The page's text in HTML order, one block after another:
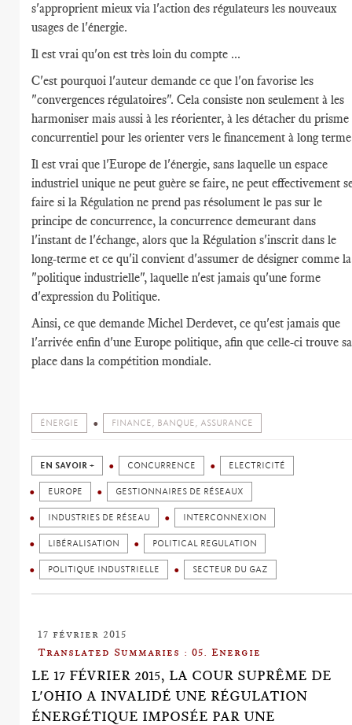
s'approprient mieux via l'action des régulateurs les nouveaux
usages de l'énergie.
Il est vrai qu'on est très loin du compte ...
C'est pourquoi l'auteur demande ce que l'on favorise les
"convergences régulatoires". Cela consiste non seulement à les
harmoniser mais aussi à les réorienter, à les détacher du prisme
concurrentiel pour les orienter vers le financement à long
Il est vrai que l'Europe de l'énergie, sans laquelle un espace
industriel unique ne peut guère se faire, ne peut effectivement
faire si la Régulation ne prend pas résolument le pas sur le
principe de concurrence, la concurrence demeurant dans
l'instant de l'échange, alors que la Régulation s'inscrit dans le
long-terme et ce qu'il convient d'assumer de désigner comme la
"politique industrielle", laquelle n'est jamais qu'une forme
d'expression du Politique.
Ainsi, ce que demande Michel Derdevet, ce qu'est jamais que
l'arrivée enfin d'une Europe politique, afin que celle-ci trouve sa
place dans la compétition mondiale.
ÉNERGIE FINANCE, BANQUE, ASSURANCE
EN SAVOIR + CONCURRENCE ELECTRICITÉ
EUROPE GESTIONNAIRES DE RÉSEAUX
INDUSTRIES DE RÉSEAU INTERCONNEXION
LIBÉRALISATION POLITICAL REGULATION
POLITIQUE INDUSTRIELLE SECTEUR DU GAZ
17 février 2015
Translated Summaries : 05. Energie
LE 17 FÉVRIER 2015, LA COUR SUPRÊME DE
L'OHIO A INVALIDÉ UNE RÉGULATION
ÉNERGÉTIQUE IMPOSÉE PAR UNE